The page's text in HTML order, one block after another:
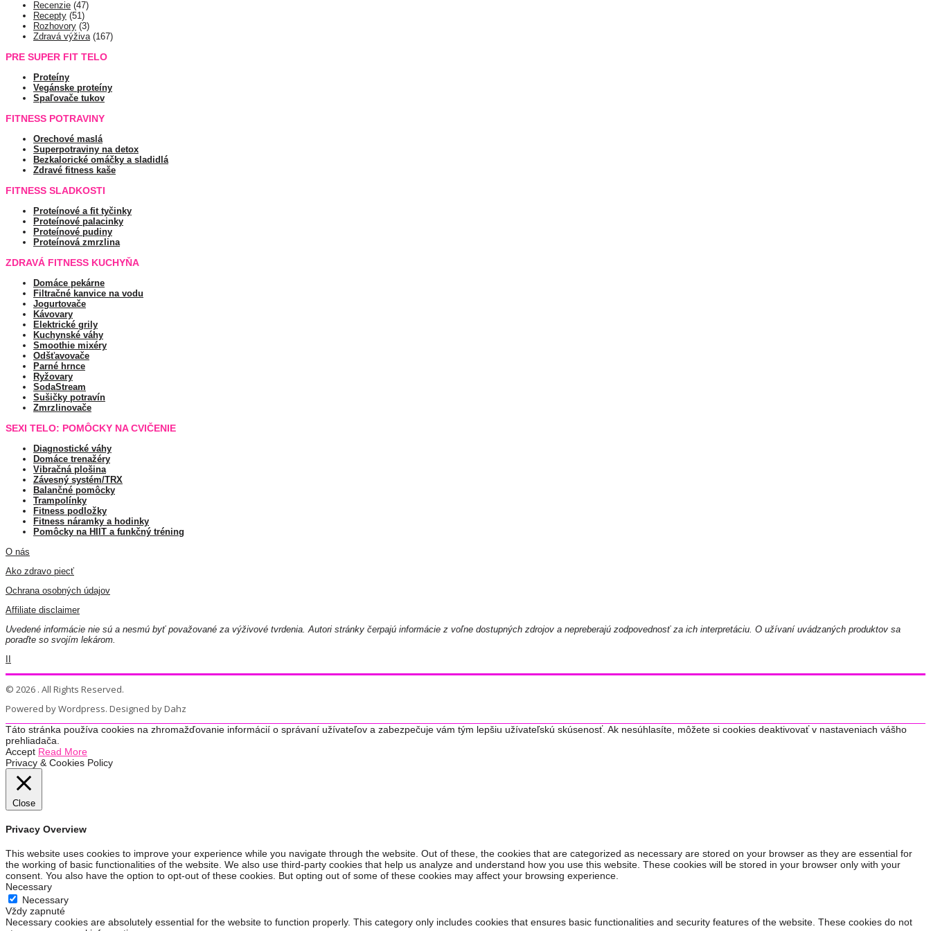
Recenzie (47)
Recepty (51)
Rozhovory (3)
Zdravá výživa(167)
PRE SUPER FIT TELO
Proteíny
Vegánske proteíny
Spaľovače tukov
FITNESS POTRAVINY
Orechové maslá
Superpotraviny na detox
Bezkalorické omáčky a sladidlá
Zdravé fitness kaše
FITNESS SLADKOSTI
Proteínové a fit tyčinky
Proteínové palacinky
Proteínové pudiny
Proteínová zmrzlina
ZDRAVÁ FITNESS KUCHYŇA
Domáce pekárne
Filtračné kanvice na vodu
Jogurtovače
Kávovary
Elektrické grily
Kuchynské váhy
Smoothie mixéry
Odšťavovače
Parné hrnce
Ryžovary
SodaStream
Sušičky potravín
Zmrzlinovače
SEXI TELO: POMÔCKY NA CVIČENIE
Diagnostické váhy
Domáce trenažéry
Vibračná plošina
Závesný systém/TRX
Balančné pomôcky
Trampolínky
Fitness podložky
Fitness náramky a hodinky
Pomôcky na HIIT a funkčný tréning
O nás
Ako zdravo piecť
Ochrana osobných údajov
Affiliate disclaimer
Uvedené informácie nie sú a nesmú byť považované za výživové tvrdenia. Autori stránky čerpajú informácie z voľne dostupných zdrojov a nepreberajú zodpovednosť za ich interpretáciu. O užívaní uvádzaných produktov sa
poraďte so svojím lekárom.
© 2026 . All Rights Reserved.
Powered by Wordpress. Designed by Dahz
Táto stránka používa cookies na zhromažďovanie informácií o správaní užívateľov a zabezpečuje vám tým lepšiu užívateľskú skúsenosť. Ak nesúhlasíte, môžete si cookies deaktivovať v nastaveniach vášho
prehliadača.
Accept Read More
Privacy & Cookies Policy
Close
Privacy Overview
This website uses cookies to improve your experience while you navigate through the website. Out of these, the cookies that are categorized as necessary are stored on your browser as they are essential for
the working of basic functionalities of the website. We also use third-party cookies that help us analyze and understand how you use this website. These cookies will be stored in your browser only with your
consent. You also have the option to opt-out of these cookies. But opting out of some of these cookies may affect your browsing experience.
Necessary
Necessary
Vždy zapnuté
Necessary cookies are absolutely essential for the website to function properly. This category only includes cookies that ensures basic functionalities and security features of the website. These cookies do not